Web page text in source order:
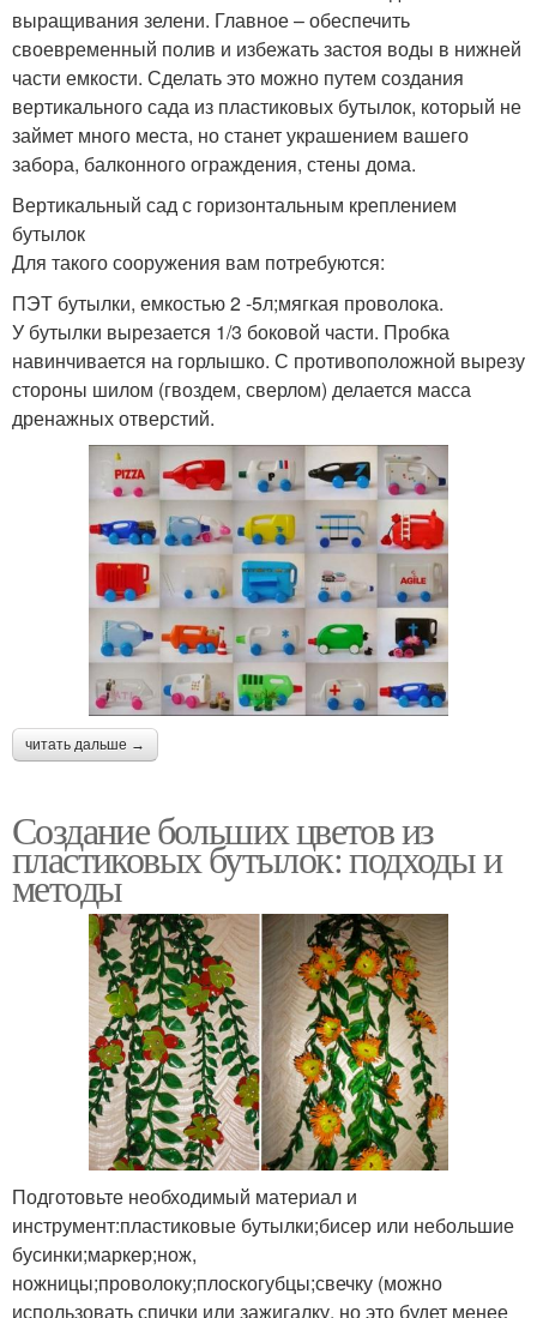
выращивания зелени. Главное – обеспечить
своевременный полив и избежать застоя воды в нижней
части емкости. Сделать это можно путем создания
вертикального сада из пластиковых бутылок, который не
займет много места, но станет украшением вашего
забора, балконного ограждения, стены дома.
Вертикальный сад с горизонтальным креплением
бутылок
Для такого сооружения вам потребуются:
ПЭТ бутылки, емкостью 2 -5л;мягкая проволока.
У бутылки вырезается 1/3 боковой части. Пробка
навинчивается на горлышко. С противоположной вырезу
стороны шилом (гвоздем, сверлом) делается масса
дренажных отверстий.
читать дальше →
Создание больших цветов из
пластиковых бутылок: подходы и
методы
Подготовьте необходимый материал и
инструмент:пластиковые бутылки;бисер или небольшие
бусинки;маркер;нож,
ножницы;проволоку;плоскогубцы;свечку (можно
использовать спички или зажигалку, но это будет менее